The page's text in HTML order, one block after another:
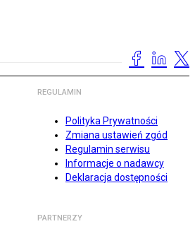
REGULAMIN
Polityka Prywatności
Zmiana ustawień zgód
Regulamin serwisu
Informacje o nadawcy
Deklaracja dostępności
PARTNERZY